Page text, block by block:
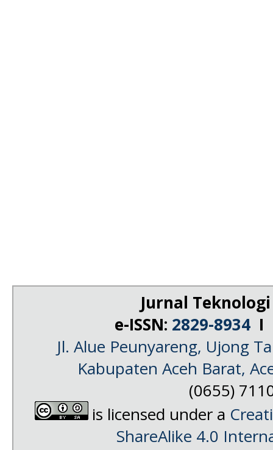
Jurnal
e-ISSN: 2829-8934 I
Jl. Alue Peunyareng, Ujong
Kabupaten Aceh Barat,
(0655)
is licensed under a
ShareAlike 4.0